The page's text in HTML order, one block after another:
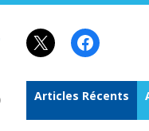
X Facebook
Articles Récents